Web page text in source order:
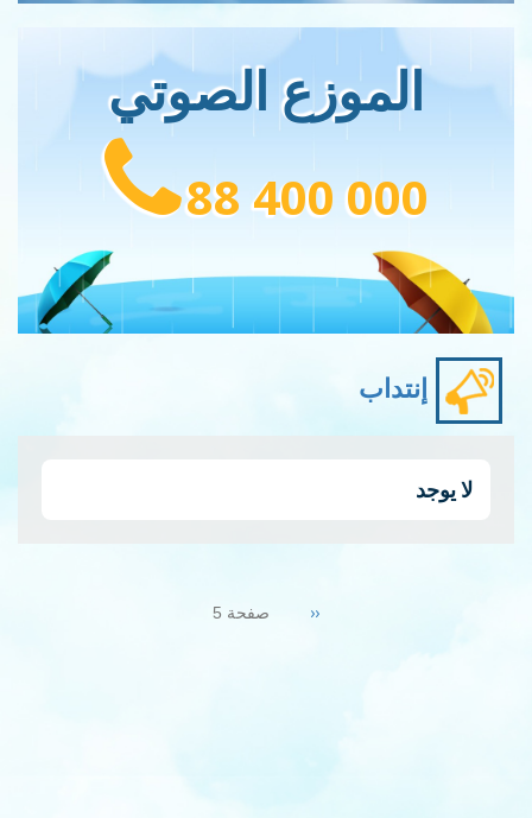
الموزع الصوتي
88 400 000
إنتداب
لا يوجد
Previous
‹‹ صفحة 5